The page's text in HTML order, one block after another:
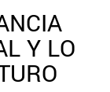
Y LO